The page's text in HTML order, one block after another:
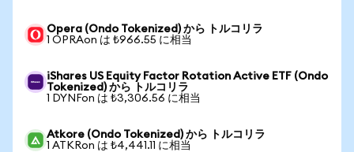
Opera (Ondo Tokenized) から トルコリラ
1 OPRAon は ₺966.55 に相当
iShares US Equity Factor Rotation Active ETF (Ondo
Tokenized) から トルコリラ
1 DYNFon は ₺3,306.56 に相当
Atkore (Ondo Tokenized) から トルコリラ
1 ATKRon は ₺4,441.11 に相当